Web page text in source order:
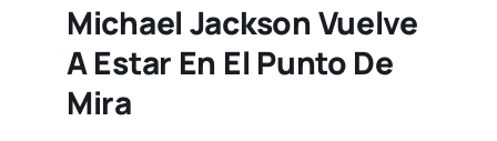
Michael Jackson Vuelve
A Estar En El Punto De
Mira